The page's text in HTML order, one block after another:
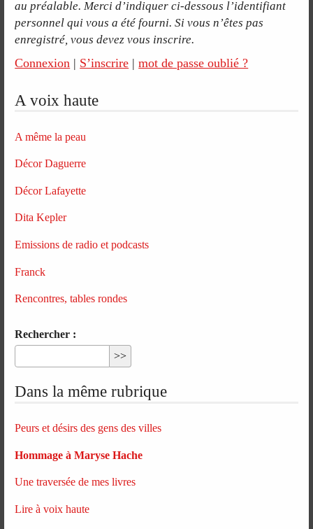
au préalable. Merci d’indiquer ci-dessous l’identifiant
personnel qui vous a été fourni. Si vous n’êtes pas
enregistré, vous devez vous inscrire.
Connexion | S’inscrire |mot de passe oublié ?
A voix haute
A même la peau
Décor Daguerre
Décor Lafayette
Dita Kepler
Emissions de radio et podcasts
Franck
Rencontres, tables rondes
Rechercher :
Dans la même rubrique
Peurs et désirs des gens des villes
Hommage à Maryse Hache
Une traversée de mes livres
Lire à voix haute